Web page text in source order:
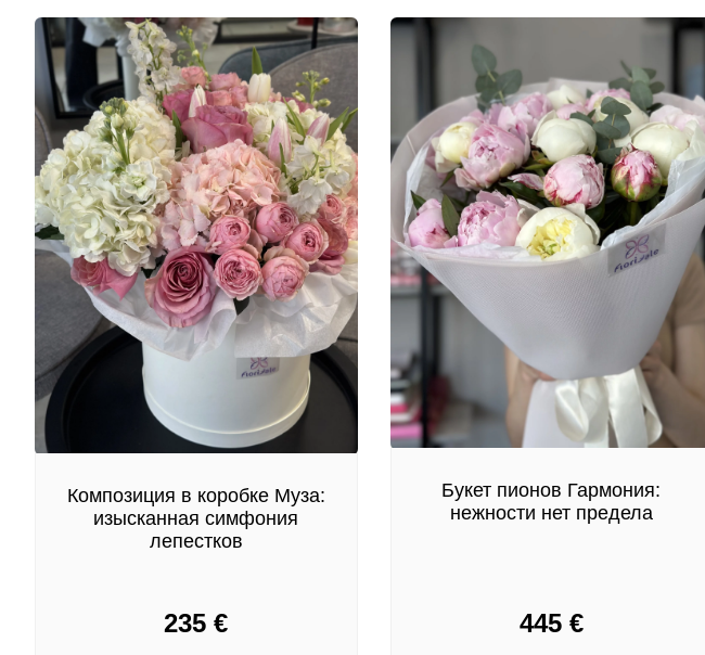
Композиция в коробке Муза:
изысканная симфония
лепестков
235€
Букет пионов Гармония:
нежности нет предела
445 €